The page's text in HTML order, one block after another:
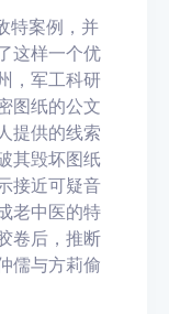
特案例，并
这样一个优
，军工科研
图纸的公文
提供的线索
其毁坏图纸
接近可疑音
老中医的特
卷后，推断
儒与方莉偷